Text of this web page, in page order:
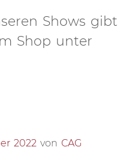
Shows gibt
Shop unter
2022 von CAG